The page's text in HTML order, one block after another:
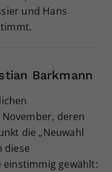
und Hans
Barkmann
deren
die „Neuwahl
diese
gewählt: